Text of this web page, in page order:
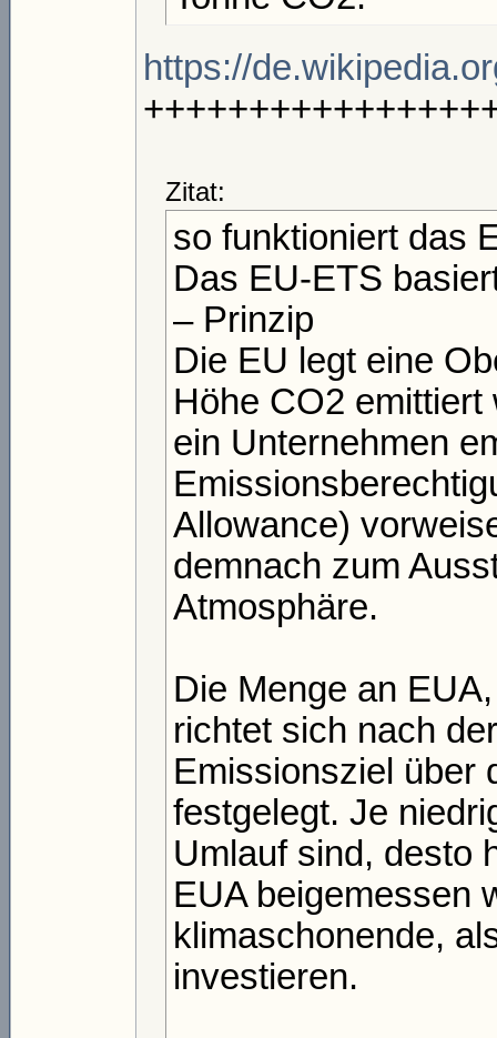
https://
Zitat:
so funktioniert das
Das EU-ETS
– Prinzip
Die EU legt eine
Höhe CO2 emittiert
ein Unternehmen
Allowance)
demnach zum
Atmosphäre.
Die Menge an
richtet sich nach
Emissionsziel über
festgelegt. Je
Umlauf sind, desto
EUA beigemessen
klimaschonende,
investieren.